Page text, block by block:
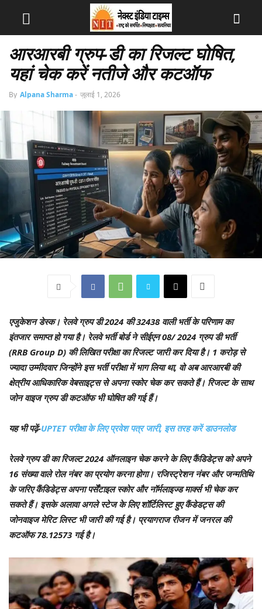
आरआरबी ग्रुप-डी का रिजल्ट घोषित,
यहां चेक करें नतीजे और कटऑफ
By Alpana Sharma- जुलाई 1, 2026
एजुकेशन डेस्क। रेलवे ग्रुप डी 2024 की 32438 वाली भर्ती के परिणाम का
इंतजार समाप्त हो गया है। रेलवे भर्ती बोर्ड ने सीईएन 08/ 2024 ग्रुप डी भर्ती
(RRB Group D) की लिखित परीक्षा का रिजल्ट जारी कर दिया है। 1 करोड़ से
ज्यादा उम्मीदवार जिन्होंने इस भर्ती परीक्षा में भाग लिया था, वो अब आरआरबी की
क्षेत्रीय आधिकारिक वेबसाइट्स से अपना स्कोर चेक कर सकते हैं। रिजल्ट के साथ
जोन वाइज ग्रुप डी कटऑफ भी घोषित की गई हैं।
यह भी पढ़ें-UPTET परीक्षा के लिए प्रवेश पत्र जारी, इस तरह करें डाउनलोड
रेलवे ग्रुप डी का रिजल्ट 2024 ऑनलाइन चेक करने के लिए कैंडिडेट्स को अपने
16 संख्या वाले रोल नंबर का प्रयोग करना होगा। रजिस्ट्रेशन नंबर और जन्मतिथि
के जरिए कैंडिडेट्स अपना पर्सेंटाइल स्कोर और नॉर्मलाइज्ड मार्क्स भी चेक कर
सकते हैं। इसके अलावा अगले स्टेज के लिए शॉर्टिलिस्ट हुए कैंडेडट्स की
जोनवाइज मेरिट लिस्ट भी जारी की गई है। प्रयागराज रीजन में जनरल की
कटऑफ 78.12573 गई है।